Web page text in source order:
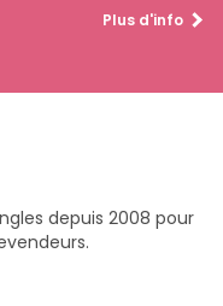
Plus d'info
depuis 2008 pour